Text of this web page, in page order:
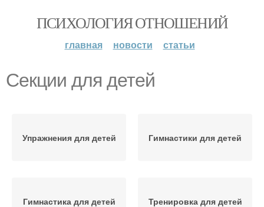
ПСИХОЛОГИЯ ОТНОШЕНИЙ
главная новости статьи
Секции для детей
Упражнения для детей Гимнастики для детей
Гимнастика для детей Тренировка для детей